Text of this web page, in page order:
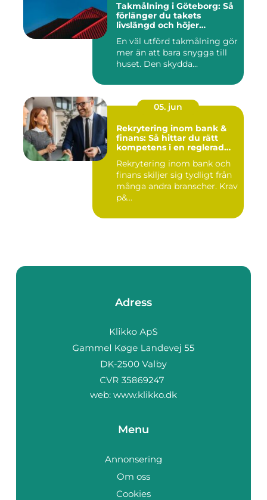
Takmålning i Göteborg: Så
förlänger du takets
livslängd och höjer
En väl utförd takmålning gör
mer än att bara snygga till
huset. Den skydda...
05. jun
Rekrytering inom bank &
finans: Så hittar du rätt
kompetens i en reglerad
Rekrytering inom bank och
finans skiljer sig tydligt från
många andra branscher. Krav
p&...
Adress
web: www.klikko.dk
Menu
Annonsering
Om oss
Cookies